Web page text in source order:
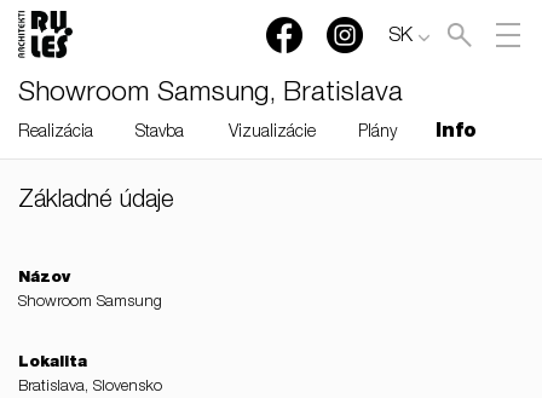
SK
Showroom Samsung, Bratislava
Realizácia Stavba Vizualizácie Plány Info
Základné údaje
Názov
Showroom Samsung
Lokalita
Bratislava, Slovensko
RULES, s.r.o., Klincová